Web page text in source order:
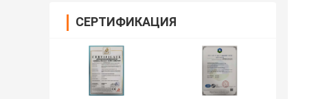
СЕРТИФИКАЦИЯ